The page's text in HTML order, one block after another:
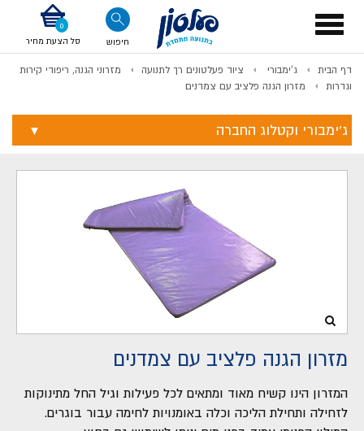
Toggle
navigation
חיפוש סל הצעת מחיר
דף הבית ג'ימבורי ציוד פעלטונים רך לתנועה
מזרוני הגנה, ריפודי קירות
וגדרות
מזרון הגנה פלציב עם צמדנים
ג'ימבורי וקטלוג החברה
מזרון הגנה פלציב עם צמדנים
המזרון הינו קשיח מאוד ומתאים לכל פעילות וגיל החל מתינוקות
לזחילה ותחילת הליכה וכלה באומנויות לחימה עבור בוגרים.